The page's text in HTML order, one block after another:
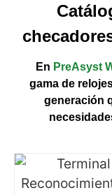
En PreAsyst
gama de
generación